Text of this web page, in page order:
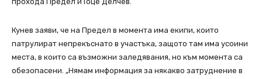
Кунев заяви, че на Предел в момента има екипи, които
патрулират непрекъснато в участъка, защото там има усоини
места, в които са възможни заледявания, но към момента са
обезопасени. „Нямам информация за някакво затруднение в